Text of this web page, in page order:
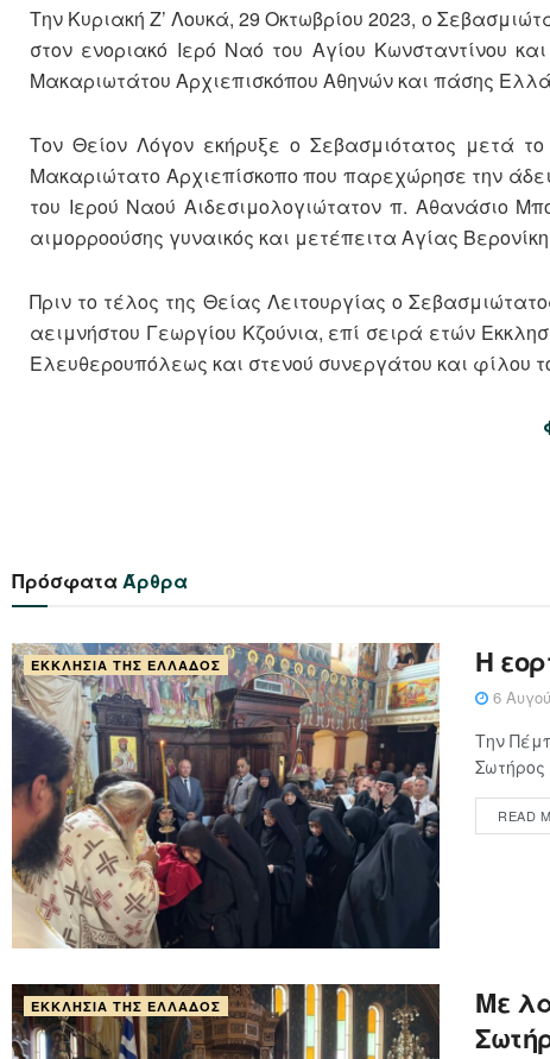
Tην Κυριακή Ζ’ Λουκά, 29 Οκτωβρίου 2023, ο
στον ενοριακό Ιερό Ναό του Αγίου Κωνσταντίνου
Μακαριωτάτου Αρχιεπισκόπου Αθηνών και πάσης
Τον Θείον Λόγον εκήρυξε ο Σεβασμιότατος μετά
Μακαριώτατο Αρχιεπίσκοπο που παρεχώρησε την
του Ιερού Ναού Αιδεσιμολογιώτατον π. Αθανάσιο
αιμορροούσης γυναικός και μετέπειτα Αγίας
Πριν το τέλος της Θείας Λειτουργίας ο
αειμνήστου Γεωργίου Κζούνια, επί σειρά ετών
Ελευθερουπόλεως και στενού συνεργάτου και φίλου
ΠρόσφαταΆρθρα
ΕΚΚΛΗΣΊΑ ΤΗΣ ΕΛΛΆΔΟΣ Η
6
Την
Σωτήρος
READ
ΕΚΚΛΗΣΊΑ ΤΗΣ ΕΛΛΆΔΟΣ
Με